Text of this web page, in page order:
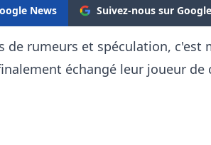
News Suivez-nous sur
de rumeurs et spéculation, c'est
échangé leur joueur de